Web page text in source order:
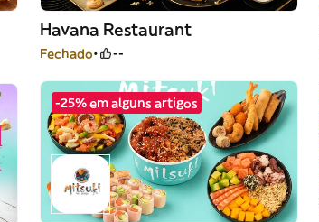
Havana Restaurant
Fechado --
-25% em alguns artigos